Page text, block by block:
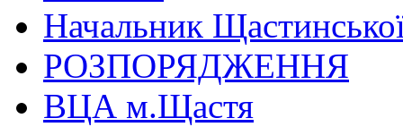
Начальник
РОЗПОРЯДЖЕННЯ
ВЦА м.Щастя